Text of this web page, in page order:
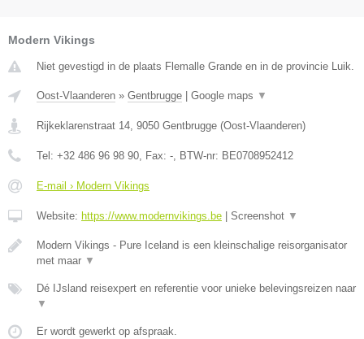
Modern Vikings
Niet gevestigd in de plaats Flemalle Grande en in de provincie Luik.
Oost-Vlaanderen » Gentbrugge Google maps ▼
Rijkeklarenstraat 14, 9050 Gentbrugge (Oost-Vlaanderen)
Tel: +32 486 96 98 90, Fax: -, BTW-nr: BE0708952412
E-mail › Modern Vikings
Website: https://www.modernvikings.be Screenshot ▼
Modern Vikings - Pure Iceland is een kleinschalige reisorganisator
met maar ▼
Dé IJsland reisexpert en referentie voor unieke belevingsreizen naar
▼
Er wordt gewerkt op afspraak.